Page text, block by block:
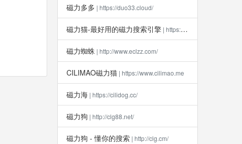
磁力多多 | https://duo33.cloud/
磁力猫-最好用的磁力搜索引擎 | https://clm112.xyz
磁力蜘蛛 | http://www.eclzz.com/
CILIMAO磁力猫 | https://www.cilimao.me
磁力海 | https://cilidog.cc/
磁力狗 | http://clg88.net/
磁力狗 - 懂你的搜索 | http://clg.cm/